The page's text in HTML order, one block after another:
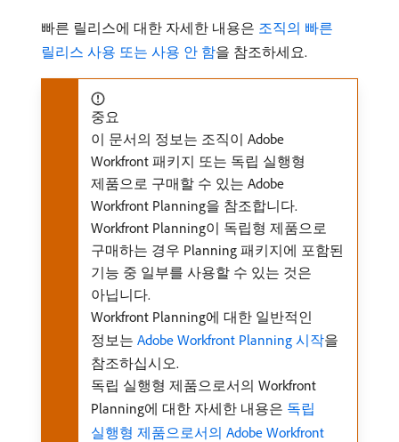
빠른 릴리스에 대한 자세한 내용은 조직의 빠른
릴리스 사용 또는 사용 안 함을 참조하세요.
중요
이 문서의 정보는 조직이 Adobe
Workfront 패키지 또는 독립 실행형
제품으로 구매할 수 있는 Adobe
Workfront Planning을 참조합니다.
Workfront Planning이 독립형 제품으로
구매하는 경우 Planning 패키지에 포함된
기능 중 일부를 사용할 수 있는 것은
아닙니다.
Workfront Planning에 대한 일반적인
정보는 Adobe Workfront Planning 시작을
참조하십시오.
독립 실행형 제품으로서의 Workfront
Planning에 대한 자세한 내용은 독립
실행형 제품으로서의 Adobe Workfront